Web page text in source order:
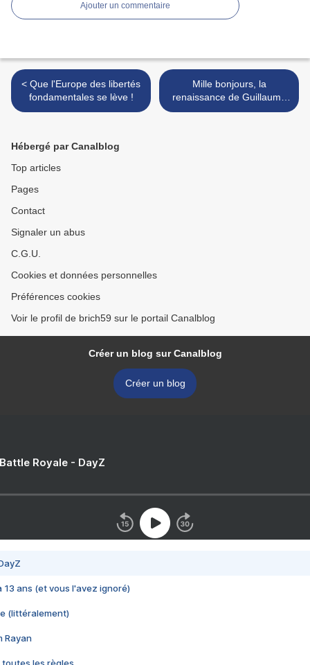
Ajouter un commentaire
< Que l'Europe des libertés
fondamentales se lève !
Mille bonjours, la
renaissance de Guillaume
Dufay >
Hébergé par Canalblog
Top articles
Pages
Contact
Signaler un abus
C.G.U.
Cookies et données personnelles
Préférences cookies
Voir le profil de brich59 sur le portail Canalblog
Créer un blog sur Canalblog
Créer un blog
Royale - DayZ
13 ans (et vous l'avez ignoré)
(littéralement)
Rayan